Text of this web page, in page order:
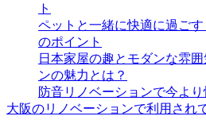
ト
ペットと一緒に快適に過ご
のポイント
日本家屋の趣とモダンな雰
ンの魅力とは？
防音リノベーションで今より
大阪のリノベーションで利用され